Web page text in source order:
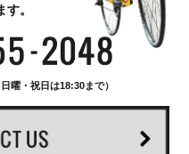
。
曜・祝日は18:30まで）